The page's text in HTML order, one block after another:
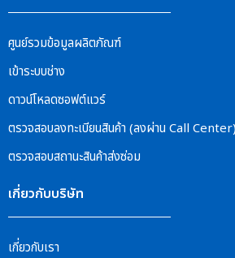
ศูนย์รวมข้อมูลผลิตภัณฑ์
เข้าระบบช่าง
ดาวน์โหลดซอฟต์แวร์
ตรวจสอบลงทะเบียนสินค้า (ลงผ่าน Call Center)
ตรวจสอบสถานะสินค้าส่งซ่อม
เกี่ยวกับบริษัท
เกี่ยวกับเรา